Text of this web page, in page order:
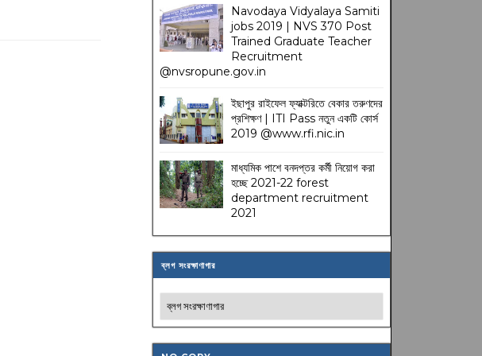
Navodaya Vidyalaya Samiti
jobs 2019 | NVS 370 Post
Trained Graduate Teacher
Recruitment
@nvsropune.gov.in
ইছাপুর রাইফেল ফ্যাক্টরিতে বেকার তরুণদের
প্রশিক্ষণ | ITI Pass নতুন একটি কোর্স
2019 @www.rfi.nic.in
মাধ্যমিক পাশে বনদপ্তর কর্মী নিয়োগ করা
হচ্ছে 2021-22 forest
department recruitment
2021
ব্লগ সংরক্ষাণাগার